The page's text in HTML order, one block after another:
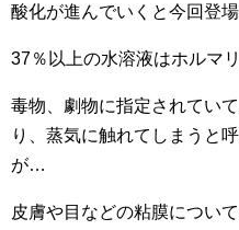
酸化が進んでいくと今回登
37％以上の水溶液はホルマリ
毒物、劇物に指定されてい
り、蒸気に触れてしまうと
が…
皮膚や目などの粘膜につい